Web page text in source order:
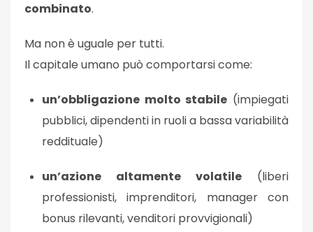
combinato.
Ma non è uguale per tutti.
Il capitale umano può comportarsi come:
un’obbligazione molto stabile (impiegati
pubblici, dipendenti in ruoli a bassa variabilità
reddituale)
un’azione altamente volatile (liberi
professionisti, imprenditori, manager con
bonus rilevanti, venditori provvigionali)